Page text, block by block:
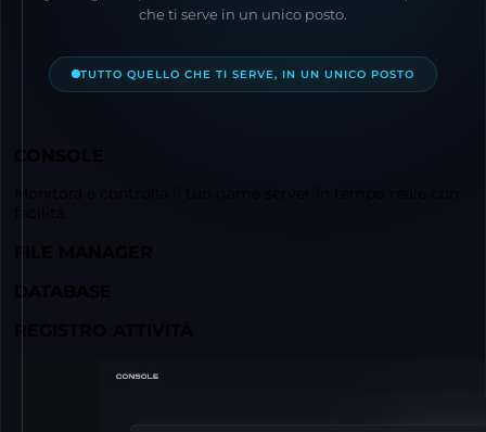
che ti serve in un unico posto.
TUTTO QUELLO CHE TI SERVE, IN UN UNICO POSTO